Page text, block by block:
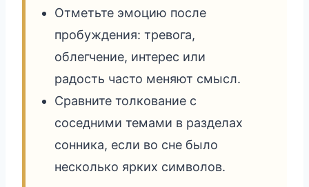
Отметьте эмоцию после
пробуждения: тревога,
облегчение, интерес или
радость часто меняют смысл.
Сравните толкование с
соседними темами в разделах
сонника, если во сне было
несколько ярких символов.